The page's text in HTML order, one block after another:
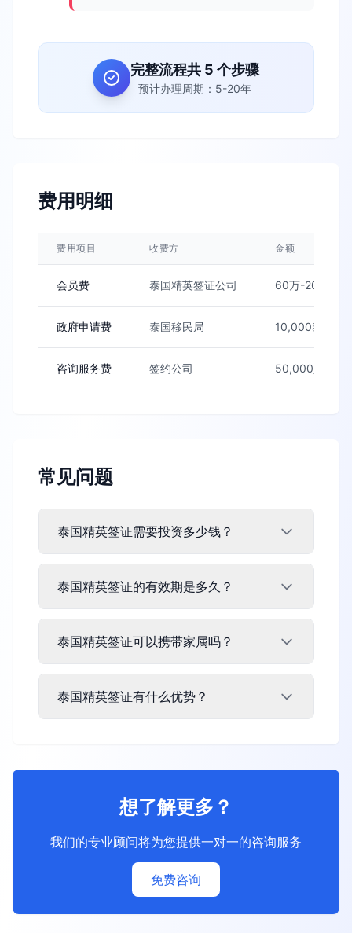
完整流程共 5 个步骤
预计办理周期：5-20年
费用明细
费用项目 收费方 金额
会员费 泰国精英签证公司 60万-200万泰
政府申请费 泰国移民局 10,000泰铢
咨询服务费 签约公司 50,000人民币/
常见问题
泰国精英签证需要投资多少钱？
泰国精英签证的有效期是多久？
泰国精英签证可以携带家属吗？
泰国精英签证有什么优势？
想了解更多？
我们的专业顾问将为您提供一对一的咨询服务
免费咨询